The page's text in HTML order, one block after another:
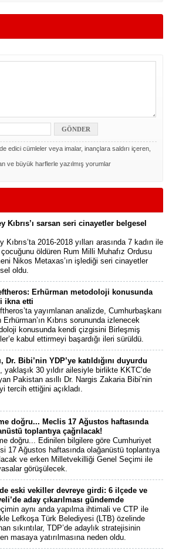
edici cümleler veya imalar, inançlara saldırı içeren,
ve büyük harflerle yazılmış yorumlar
Kıbrıs’ı sarsan seri cinayetler belgesel
Kıbrıs’ta 2016-2018 yılları arasında 7 kadın ile
çocuğunu öldüren Rum Milli Muhafız Ordusu
Nikos Metaxas’ın işlediği seri cinayetler
oldu.
Erhürman metodoloji konusunda
ikna etti
yayımlanan analizde, Cumhurbaşkanı
Erhürman’ın Kıbrıs sorununda izlenecek
konusunda kendi çizgisini Birleşmiş
kabul ettirmeyi başardığı ileri sürüldü.
Dr. Bibi’nin YDP’ye katıldığını duyurdu
yaklaşık 30 yıldır ailesiyle birlikte KKTC’de
Pakistan asıllı Dr. Nargis Zakaria Bibi’nin
tercih ettiğini açıkladı.
doğru... Meclis 17 Ağustos haftasında
toplantıya çağrılacak!
doğru... Edinilen bilgilere göre Cumhuriyet
17 Ağustos haftasında olağanüstü toplantıya
ve erken Milletvekilliği Genel Seçimi ile
görüşülecek.
eski vekiller devreye girdi: 6 ilçede ve
aday çıkarılması gündemde
aynı anda yapılma ihtimali ve CTP ile
Lefkoşa Türk Belediyesi (LTB) özelinde
sıkıntılar, TDP’de adaylık stratejisinin
masaya yatırılmasına neden oldu.